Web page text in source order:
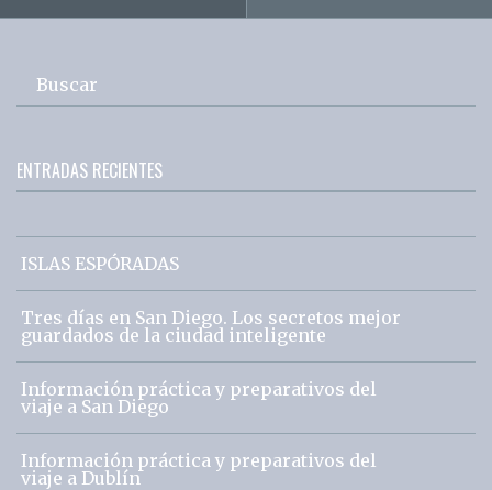
Buscar
ENTRADAS RECIENTES
ISLAS ESPÓRADAS
Tres días en San Diego. Los secretos mejor
guardados de la ciudad inteligente
Información práctica y preparativos del
viaje a San Diego
Información práctica y preparativos del
viaje a Dublín